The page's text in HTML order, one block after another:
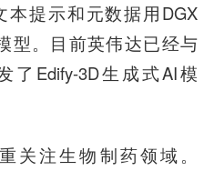
本提示和元数据用DGX
型。目前英伟达已经与
了Edify-3D生成式AI模
关注生物制药领域。